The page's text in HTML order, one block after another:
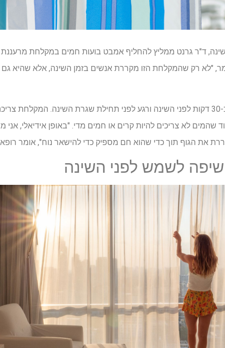
ד"ר גרנט ממליץ להחליף אמבט בועות חמים במקלחת מרעננת
"לא רק שהמקלחת הזו מקררת אנשים בזמן השינה, אלא שהיא
שהמים לא צריכים להיות קרים או חמים מדי. "באופן אידיאלי,